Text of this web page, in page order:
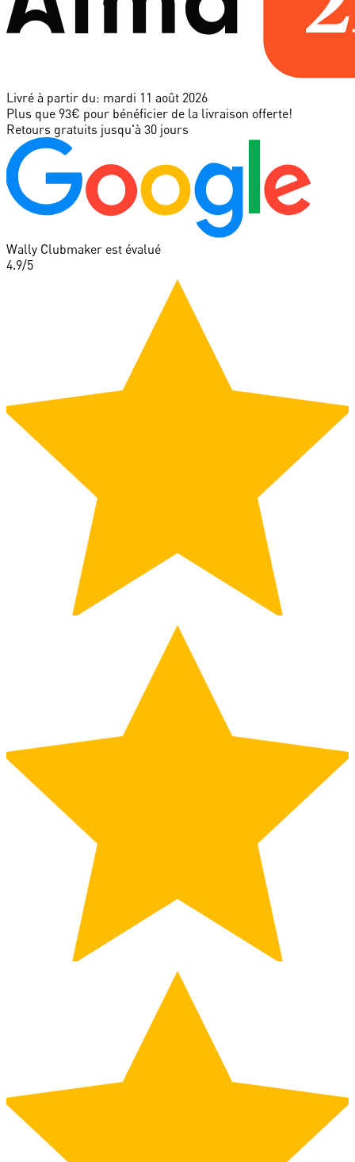
Livré à partir du: mardi 11 août 2026
Plus que 93€ pour bénéficier de la livraison offerte!
Retours gratuits jusqu'à 30 jours
Wally Clubmaker est évalué
4.9/5